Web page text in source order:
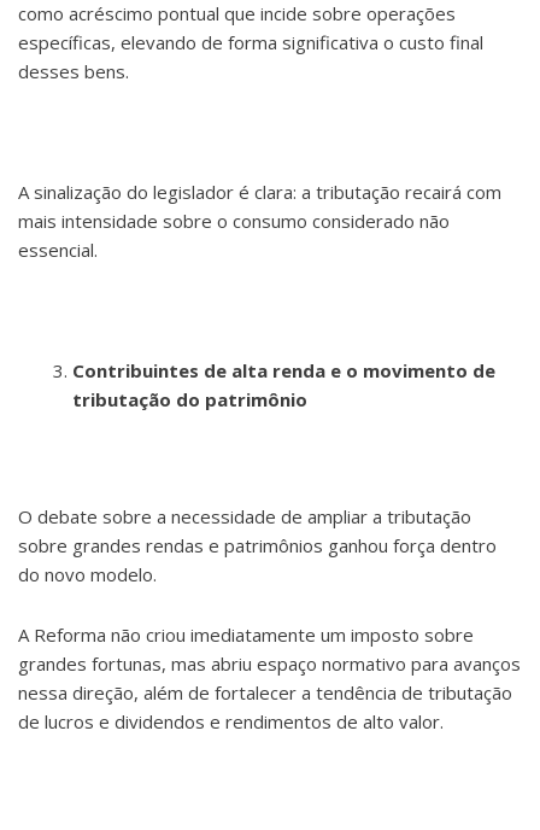
como acréscimo pontual que incide sobre operações
específicas, elevando de forma significativa o custo final
desses bens.
A sinalização do legislador é clara: a tributação recairá com
mais intensidade sobre o consumo considerado não
essencial.
Contribuintes de alta renda e o movimento de
tributação do patrimônio
O debate sobre a necessidade de ampliar a tributação
sobre grandes rendas e patrimônios ganhou força dentro
do novo modelo.
A Reforma não criou imediatamente um imposto sobre
grandes fortunas, mas abriu espaço normativo para avanços
nessa direção, além de fortalecer a tendência de tributação
de lucros e dividendos e rendimentos de alto valor.